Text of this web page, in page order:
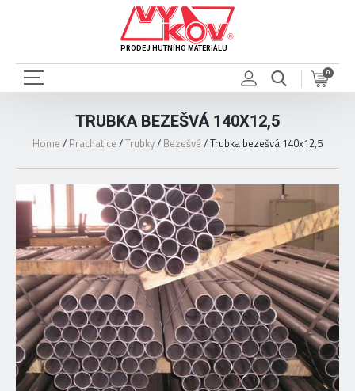
PRODEJ HUTNÍHO MATERIÁLU
0
TRUBKA BEZEŠVÁ 140X12,5
Home / Prachatice /Trubky/ Bezešvé /Trubka bezešvá 140x12,5